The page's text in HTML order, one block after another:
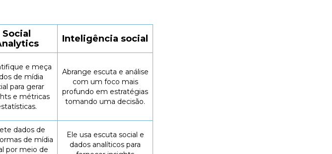
Social
Inteligência social
e meça
de mídia
para gerar
e métricas
Abrange escuta e análise
com um foco mais
profundo em estratégias
tomando uma decisão.
dados de
de mídia
por meio de
Ele usa escuta social e
dados analíticos para